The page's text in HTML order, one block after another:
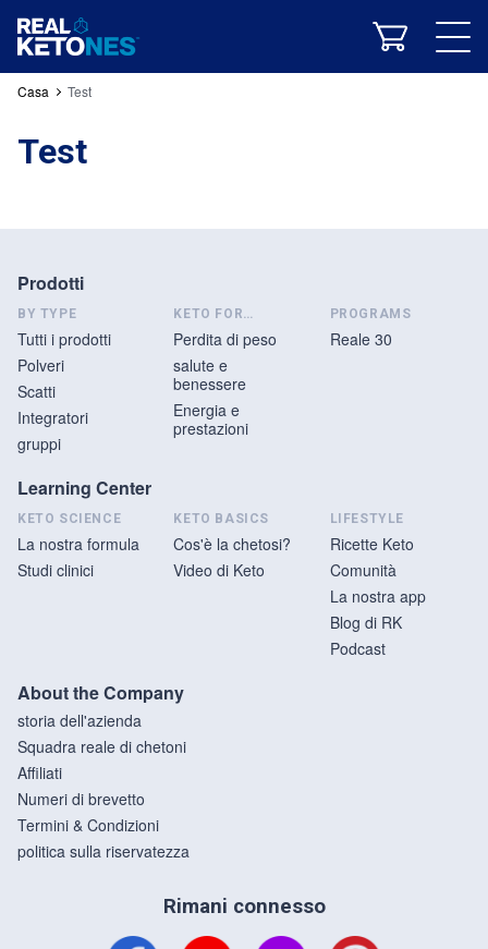
Energia e prestazioni
Reale 30
Cos'è la chetosi? La nostra formula
Ricette Keto
Blog di RK La nostra app
storia dell'azienda
Casa Test
Test
Prodotti
BY TYPE
Tutti i prodotti
Polveri
Scatti
Integratori
gruppi
KETO FOR…
Perdita di peso
salute e
benessere
Energia e
prestazioni
PROGRAMS
Reale 30
Learning Center
KETO SCIENCE
La nostra formula
Studi clinici
KETO BASICS
Cos'è la chetosi?
Video di Keto
LIFESTYLE
Ricette Keto
Comunità
La nostra app
Blog di RK
Podcast
About the Company
storia dell'azienda
Squadra reale di chetoni
Affiliati
Numeri di brevetto
Termini & Condizioni
politica sulla riservatezza
Rimani connesso